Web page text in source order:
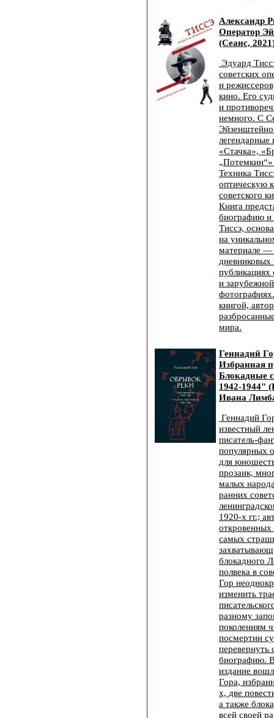
Александр
Оператор
(Сеанс,
Эдуард
советских
и
кино. Его
и
немного. С
«Стачка»,
Техника
оптическую
советского
Книга
биографию
Тиссэ,
на
материале —
дневниковых
публикациях
и
книгой,
мира.
Геннадий
Избранная
Блокадные
1942-1944"
Ивана
Геннадий
известный
писатель-
популярных
для
прозаик,
малых
ранних
1920-х гг.;
откровенных
самых
блокадного
полвека в
Гор
изменить
разному
поколениям
посмертии
перевернуть
биографию.
издание
Гора,
х, две
а также
всей своей